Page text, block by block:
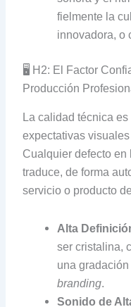
fielmente la
innovadora, o
🖥️ H2: El Factor
Producción
La calidad técnica
expectativas
Cualquier defecto
traduce, de forma
servicio o producto
Alta
ser cristalina,
una
branding.
Sonido de